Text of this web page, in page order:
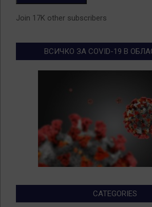
Join 17K other subscribers
ВСИЧКО ЗА COVID-19 В
CATEGORIES